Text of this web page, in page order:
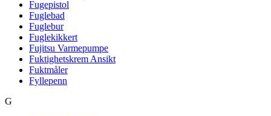
Fugepistol
Fuglebad
Fuglebur
Fuglekikkert
Fujitsu Varmepumpe
Fuktighetskrem Ansikt
Fuktmåler
Fyllepenn
G